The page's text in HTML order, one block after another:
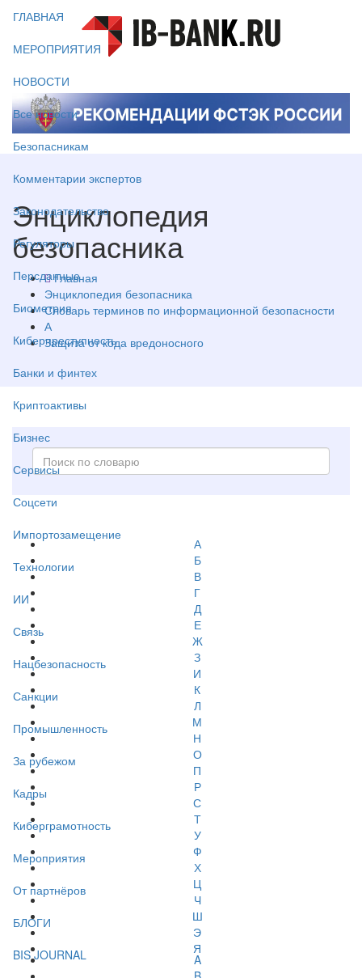
ГЛАВНАЯ
МЕРОПРИЯТИЯ
НОВОСТИ
Все новости
Безопасникам
Комментарии экспертов
Законодательство
Регуляторы
Персданные
Биометрия
Киберпреступность
Банки и финтех
Криптоактивы
Бизнес
Сервисы
Соцсети
Импортозамещение
Технологии
ИИ
Связь
Нацбезопасность
Санкции
Промышленность
За рубежом
Кадры
Киберграмотность
Мероприятия
От партнёров
БЛОГИ
BIS JOURNAL
Энциклопедия
безопасника
Главная
Энциклопедия безопасника
Словарь терминов по информационной безопасности
А
Защита от кода вредоносного
А
Б
В
Г
Д
Е
Ж
З
И
К
Л
М
Н
О
П
Р
С
Т
У
Ф
Х
Ц
Ч
Ш
Э
Я
A